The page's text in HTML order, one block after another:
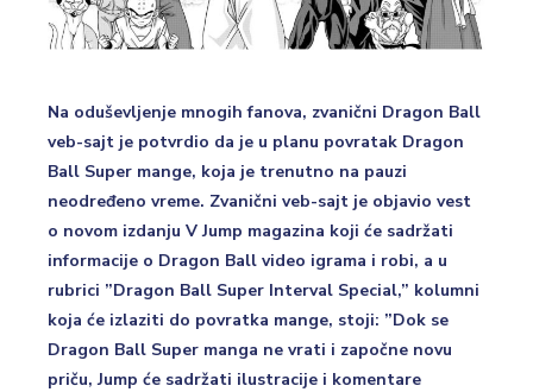
Na oduševljenje mnogih fanova, zvanični Dragon Ball
veb-sajt je potvrdio da je u planu povratak Dragon
Ball Super mange, koja je trenutno na pauzi
neodređeno vreme. Zvanični veb-sajt je objavio vest
o novom izdanju V Jump magazina koji će sadržati
informacije o Dragon Ball video igrama i robi, a u
rubrici ”Dragon Ball Super Interval Special,” kolumni
koja će izlaziti do povratka mange, stoji: ”Dok se
Dragon Ball Super manga ne vrati i započne novu
priču, Jump će sadržati ilustracije i komentare